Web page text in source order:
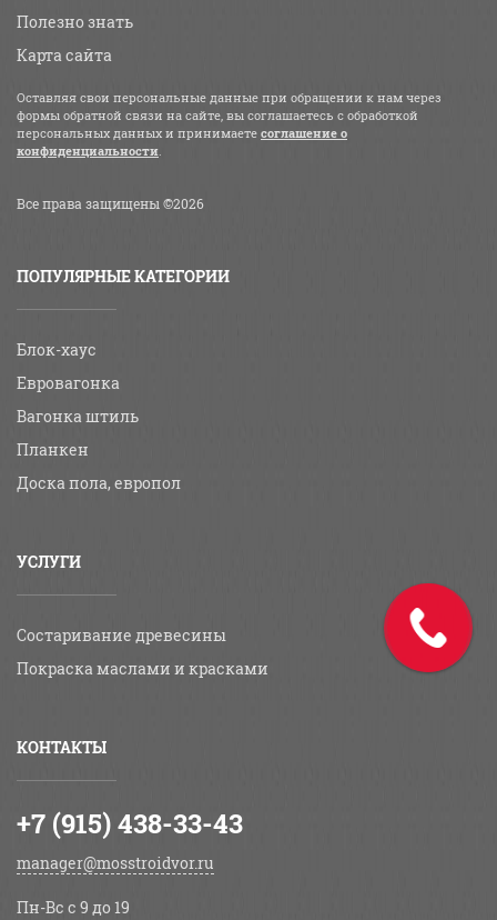
Полезно знать
Карта сайта
Оставляя свои персональные данные при обращении к нам через
формы обратной связи на сайте, вы соглашаетесь с обработкой
персональных данных и принимаете соглашение о
конфиденциальности.
Все права защищены ©2026
ПОПУЛЯРНЫЕ КАТЕГОРИИ
Блок-хаус
Евровагонка
Вагонка штиль
Планкен
Доска пола, европол
УСЛУГИ
Состаривание древесины
Покраска маслами и красками
КОНТАКТЫ
+7 (915) 438-33-43
manager@mosstroidvor.ru
Пн-Вс c 9 до 19